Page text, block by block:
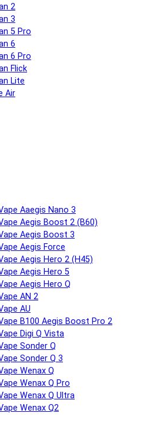
2
3
5 Pro
6
6 Pro
Flick
Lite
Air
Aaegis Nano 3
Aegis Boost 2 (B60)
Aegis Boost 3
Aegis Force
Aegis Hero 2 (H45)
Aegis Hero 5
Aegis Hero Q
AN 2
AU
B100 Aegis Boost Pro 2
Digi Q Vista
Sonder Q
Sonder Q 3
Wenax Q
Wenax Q Pro
Wenax Q Ultra
Wenax Q2